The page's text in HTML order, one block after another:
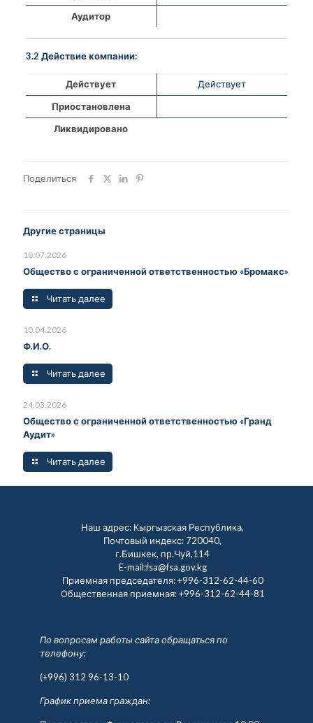
Аудитор
3.2 Действие компании:
Действует
Действует
Приостановлена
Ликвидировано
Поделиться
Другие страницы
10.07.2026
Общество с ограниченной ответственностью «Бромакс»
Читать далее
10.04.2026
Ф.И.О.
Читать далее
24.03.2026
Общество с ограниченной ответственностью «Гранд
Аудит»
Читать далее
Наш адрес: Кыргызская Республика,
Почтовый индекс: 720040,
г.Бишкек, пр.Чуй,114
E-mail:fsa@fsa.gov.kg
Приемная председателя:+996-312-62-44-60
Общественная приемная:+996-312-62-44-81
По вопросам работы сайта обращаться по
телефону:
(+996) 312 96-13-10
График приема граждан: